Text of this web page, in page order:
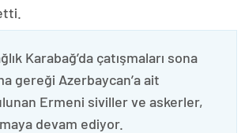
Karabağ’da çatışmaları sona
gereği Azerbaycan’a ait
Ermeni siviller ve askerler,
devam ediyor.